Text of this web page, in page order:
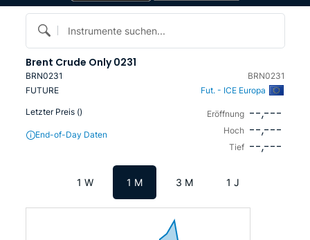
Instrumente suchen...
Brent Crude Only 0231
BRN0231
BRN0231
FUTURE
Fut. - ICE Europa
Letzter Preis ()
End-of-Day Daten
Eröffnung --,---
Hoch --,---
Tief --,---
1 W 1 M 3 M 1 J